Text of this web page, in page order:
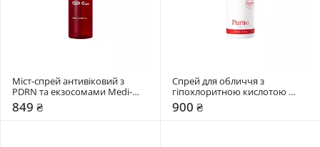
Міст-спрей антивіковий з
PDRN та екзосомами Medi-
Peel 120 мл
849 ₴
Спрей для обличчя з
гіпохлоритною кислотою
Purito Seoul 100 мл
900 ₴